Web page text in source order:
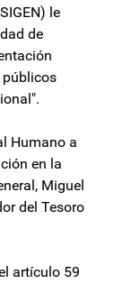
le
de
Humano a
en la
Miguel
del Tesoro
artículo 59